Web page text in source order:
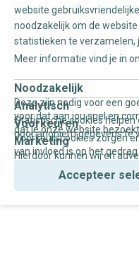
website
noodzakelijk om de
statistieken te verzamelen,
Meer informatie vind je in
Noodzakelijk
Deze zijn nodig voor een
voor dat aan jou snel en
dat je onze website
Analytisch
Statistische cookies
door anoniem gegevens te
Voorkeuren
Voorkeurscookies zorgen
van invloed is op het
Marketing
Hierdoor kunnen wij en
gepersonaliseerde online
Accepteer